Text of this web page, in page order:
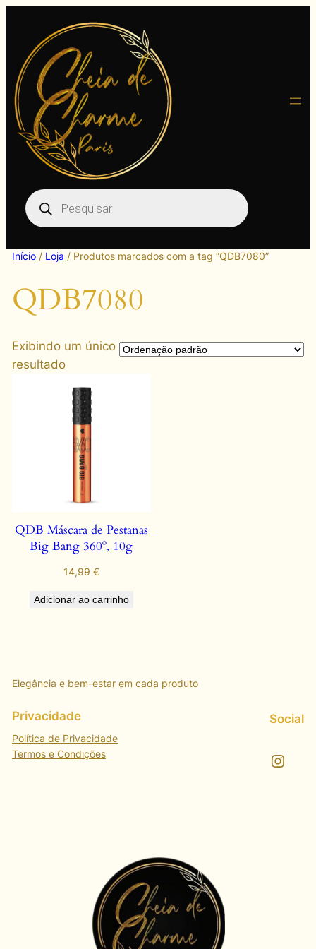
conteúdo
Pesquisar
produtos
Início/ Loja / Produtos marcados com a tag “QDB7080”
QDB7080
Exibindo um único
resultado
QDB Máscara de Pestanas
Big Bang 360º, 10g
14,99 €
Adicionar ao carrinho
Elegância e bem-estar em cada produto
Privacidade
Política de Privacidade
Termos e Condições
Social
Instagram